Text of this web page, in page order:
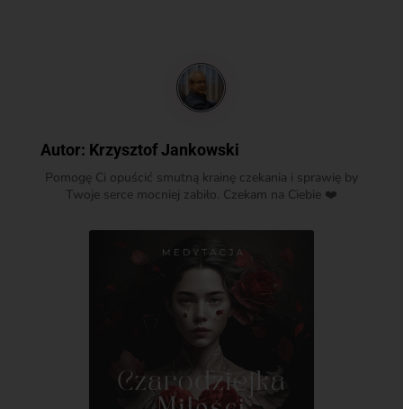
Autor: Krzysztof Jankowski
Pomogę Ci opuścić smutną krainę czekania i sprawię by
Twoje serce mocniej zabiło. Czekam na Ciebie ❤️